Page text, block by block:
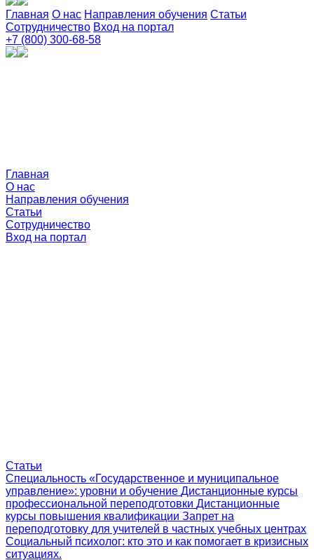
Главная О нас Направления обучения Статьи
Сотрудничество Вход на портал
+7 (800) 300-68-58
Главная
О нас
Направления обучения
Статьи
Сотрудничество
Вход на портал
Статьи
Специальность «Государственное и муниципальное
управление»: уровни и обучение Дистанционные курсы
профессиональной переподготовки Дистанционные
курсы повышения квалификации Запрет на
переподготовку для учителей в частных учебных центрах
Социальный психолог: кто это и как помогает в кризисных
ситуациях.